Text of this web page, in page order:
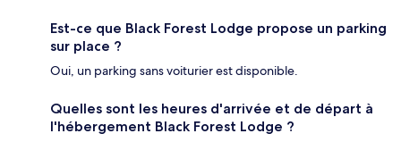
Est-ce que Black Forest Lodge propose un parking
sur place ?
Oui, un parking sans voiturier est disponible.
Quelles sont les heures d'arrivée et de départ à
l'hébergement Black Forest Lodge ?